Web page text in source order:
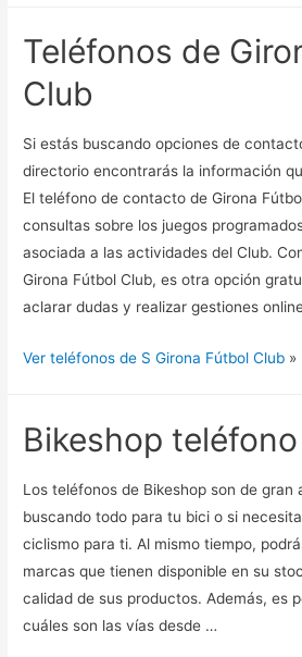
Teléfonos de
Club
Si estás buscando opciones de
directorio encontrarás la información
El teléfono de contacto de Girona
consultas sobre los juegos
asociada a las actividades del Club.
Girona Fútbol Club, es otra opción
aclarar dudas y realizar gestiones
Ver teléfonos de S Girona Fútbol Club »
Bikeshop teléfono
Los teléfonos de Bikeshop son de gran
buscando todo para tu bici o si
ciclismo para ti. Al mismo tiempo,
marcas que tienen disponible en su
calidad de sus productos. Además, es
cuáles son las vías desde …